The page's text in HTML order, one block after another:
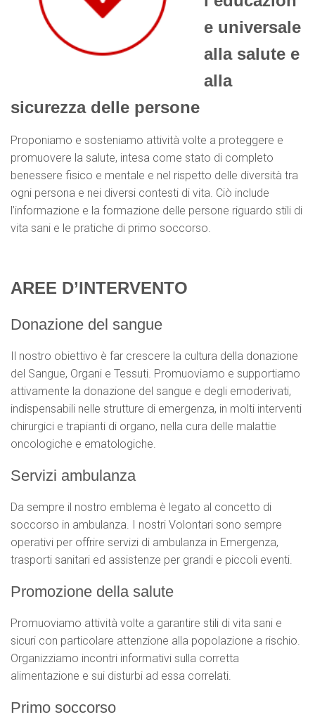
e universale
alla salute e
alla
sicurezza delle persone
Proponiamo e sosteniamo attività volte a proteggere e
promuovere la salute, intesa come stato di completo
benessere fisico e mentale e nel rispetto delle diversità tra
ogni persona e nei diversi contesti di vita. Ciò include
l’informazione e la formazione delle persone riguardo stili di
vita sani e le pratiche di primo soccorso.
AREE D’INTERVENTO
Donazione del sangue
Il nostro obiettivo è far crescere la cultura della donazione
del Sangue, Organi e Tessuti. Promuoviamo e supportiamo
attivamente la donazione del sangue e degli emoderivati,
indispensabili nelle strutture di emergenza, in molti interventi
chirurgici e trapianti di organo, nella cura delle malattie
oncologiche e ematologiche.
Servizi ambulanza
Da sempre il nostro emblema è legato al concetto di
soccorso in ambulanza. I nostri Volontari sono sempre
operativi per offrire servizi di ambulanza in Emergenza,
trasporti sanitari ed assistenze per grandi e piccoli eventi.
Promozione della salute
Promuoviamo attività volte a garantire stili di vita sani e
sicuri con particolare attenzione alla popolazione a rischio.
Organizziamo incontri informativi sulla corretta
alimentazione e sui disturbi ad essa correlati.
Primo soccorso